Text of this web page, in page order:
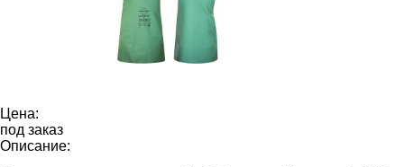
Цена:
под заказ
Описание: